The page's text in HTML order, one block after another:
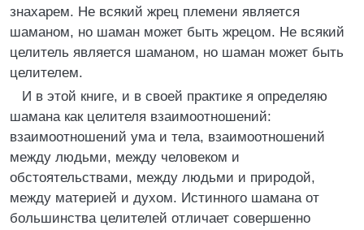
знахарем. Не всякий жрец племени является
шаманом, но шаман может быть жрецом. Не всякий
целитель является шаманом, но шаман может быть
целителем.
И в этой книге, и в своей практике я определяю
шамана как целителя взаимоотношений:
взаимоотношений ума и тела, взаимоотношений
между людьми, между человеком и
обстоятельствами, между людьми и природой,
между материей и духом. Истинного шамана от
большинства целителей отличает совершенно